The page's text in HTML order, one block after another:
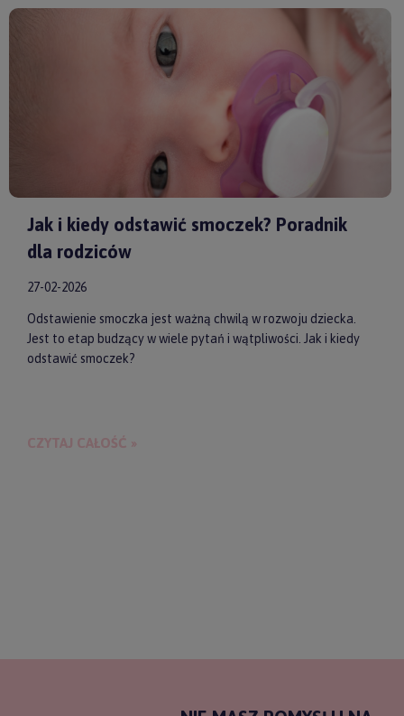
Jak i kiedy odstawić smoczek? Poradnik
dla rodziców
27-02-2026
Odstawienie smoczka jest ważną chwilą w rozwoju dziecka.
Jest to etap budzący w wiele pytań i wątpliwości. Jak i kiedy
odstawić smoczek?
CZYTAJ CAŁOŚĆ »